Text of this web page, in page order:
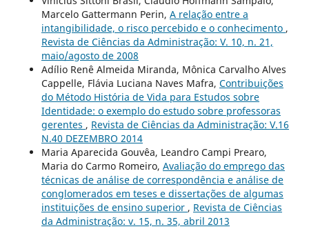
Marcelo Gattermann Perin, A relação entre a
intangibilidade, o risco percebido e o conhecimento ,
Revista de Ciências da Administração: V. 10, n. 21,
maio/agosto de 2008
Adílio Renê Almeida Miranda, Mônica Carvalho Alves
Cappelle, Flávia Luciana Naves Mafra, Contribuições
do Método História de Vida para Estudos sobre
Identidade: o exemplo do estudo sobre professoras
gerentes , Revista de Ciências da Administração: V.16
N.40 DEZEMBRO 2014
Maria Aparecida Gouvêa, Leandro Campi Prearo,
Maria do Carmo Romeiro, Avaliação do emprego das
técnicas de análise de correspondência e análise de
conglomerados em teses e dissertações de algumas
instituições de ensino superior , Revista de Ciências
da Administração: v. 15, n. 35, abril 2013